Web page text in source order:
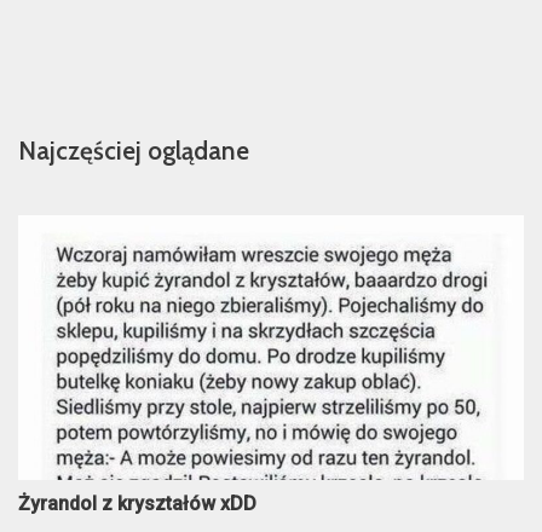
Najczęściej oglądane
Żyrandol z kryształów xDD